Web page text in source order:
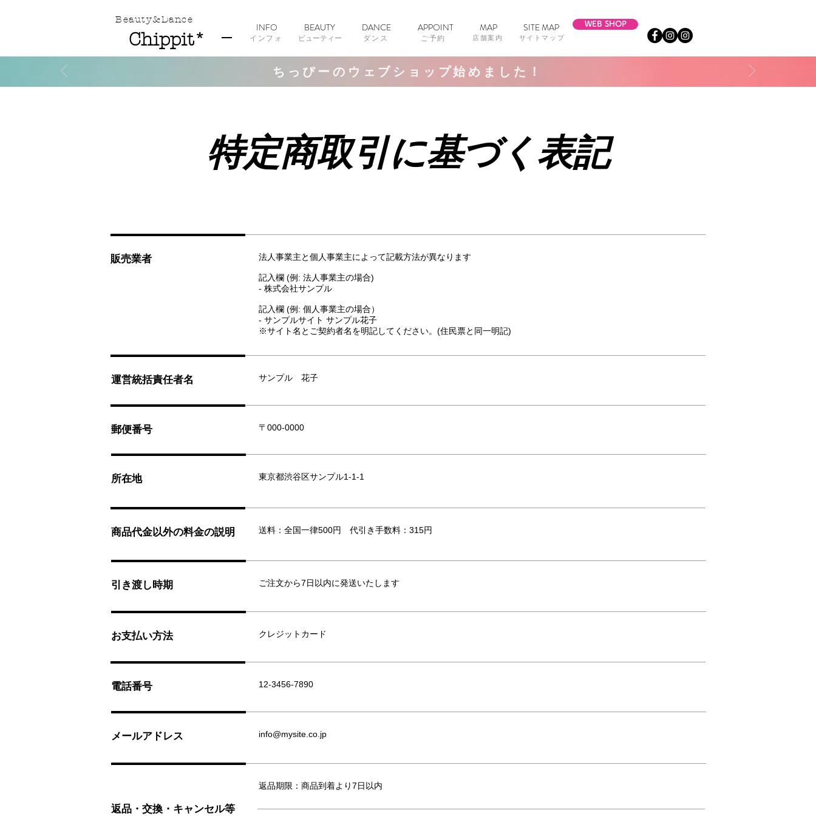
​Beauty&Dance
Chippit*
INFO BEAUTY DANCE APPOINT MAP SITE MAP
​インフォ ビューティー ダンス ご予約 店舗案内 ​サイトマップ
WEB SHOP
ちっぴーのウェブショップ始めました！
特定商取引に基づく表記
販売業者 法人事業主と個人事業主によって記載方法が異なります
記入欄 (例: 法人事業主の場合)
- 株式会社サンプル
記入欄 (例: 個人事業主の場合）
- サンプルサイト サンプル花子
※サイト名とご契約者名を明記してください。(住民票と同一明記)
運営統括責任者名 サンプル 花子
郵便番号 〒000-0000
所在地 東京都渋谷区サンプル1-1-1
商品代金以外の料金の説明 送料：全国一律500円 代引き手数料：315円
引き渡し時期 ご注文から7日以内に発送いたします
お支払い方法 クレジットカード
電話番号 12-3456-7890
メールアドレス info@mysite.co.jp
返品期限：商品到着より7日以内
返品・交換・キャンセル等